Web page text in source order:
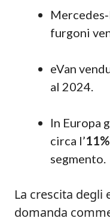
furgoni
eVan
al 2024.
In Europa
circa l’11%
segmento.
La crescita degli
domanda